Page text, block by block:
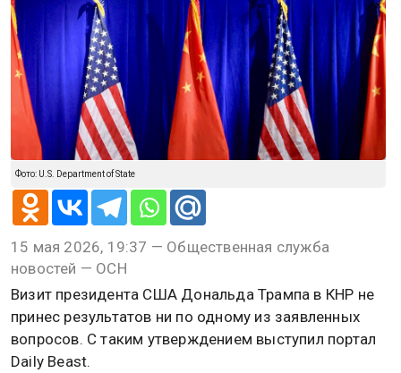
Фото: U.S. Department of State
15 мая 2026, 19:37 — Общественная служба
новостей — ОСН
Визит президента США Дональда Трампа в КНР не
принес результатов ни по одному из заявленных
вопросов. С таким утверждением выступил портал
Daily Beast.